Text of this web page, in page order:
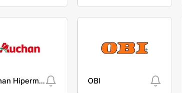
Auchan Hipermarket OBI